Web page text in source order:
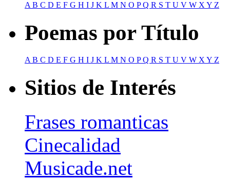
AB C D E F G H I J K L M N O PQ R S T U V W XY Z
Poemas por Título
A B C D E F G H I J K L M N O PQ R S T U V W X Y Z
Sitios de Interés
Frases romanticas
Cinecalidad
Musicade.net